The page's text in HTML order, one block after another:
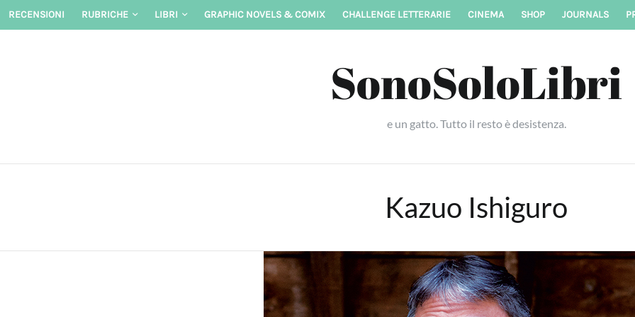
Skip
RECENSIONI RUBRICHE LIBRI GRAPHIC NOVELS & COMIX CHALLENGE LETTERARIE CINEMA SHOP JOURNALS
SonoSoloLibri
e un gatto. Tutto il resto è desistenza.
Kazuo Ishiguro